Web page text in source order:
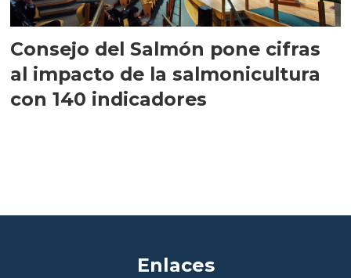
Consejo del Salmón pone cifras
al impacto de la salmonicultura
con 140 indicadores
Enlaces